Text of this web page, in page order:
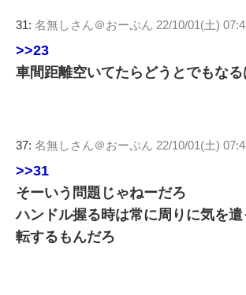
31: 名無しさん＠おーぷん 22/10/01(土)
>>23
車間距離空いてたらどうとでもな
37: 名無しさん＠おーぷん 22/10/01(土)
>>31
そーいう問題じゃねーだろ
ハンドル握る時は常に周りに気を
転するもんだろ